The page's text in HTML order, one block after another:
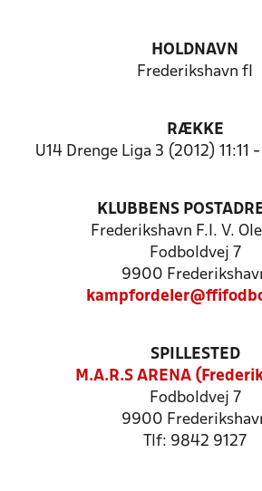
HOLDNAVN
Frederikshavn fI
RÆKKE
U14 Drenge Liga 3 (2012) 11:11
KLUBBENS
Frederikshavn F.I. V.
Fodboldvej 7
9900
SPILLESTED
M.A.R.S ARENA
Fodboldvej 7
9900
Tlf: 9842 9127